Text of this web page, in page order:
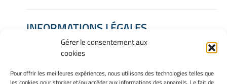
Gérer le consentement aux
cookies
Pour offrir les meilleures expériences, nous utilisons des technologies telles que
INFORMATIONS LÉGALES
Mentions Légales
Gérer mes cookies
Déclaration de confidentialité